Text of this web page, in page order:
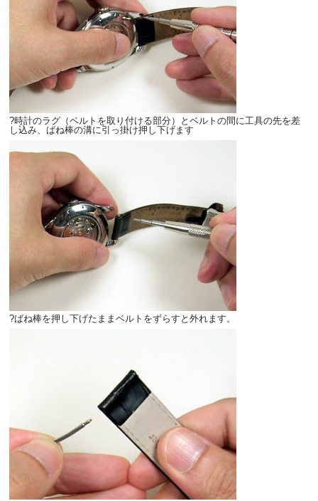
?時計のラグ（ベルトを取り付ける部分）とベルトの間に工具の先を差
し込み、ばね棒の溝に引っ掛け押し下げます
?ばね棒を押し下げたままベルトをずらすと外れます。